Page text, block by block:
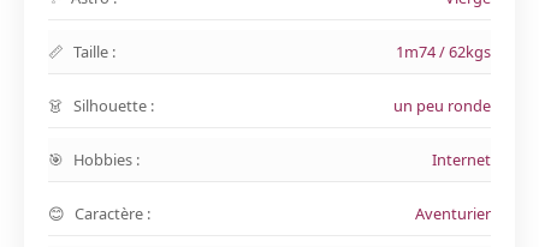
Taille : 1m74 / 62kgs
Silhouette : un peu ronde
Hobbies : Internet
Caractère : Aventurier